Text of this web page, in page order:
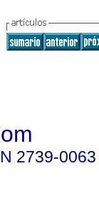
2739-0063